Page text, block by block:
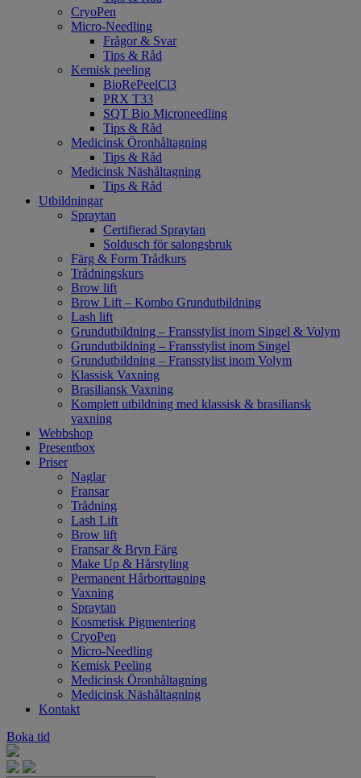
CryoPen
Micro-Needling
Frågor & Svar
Tips & Råd
Kemisk peeling
BioRePeelCl3
PRX T33
SQT Bio Microneedling
Tips & Råd
Medicinsk Öronhåltagning
Tips & Råd
Medicinsk Näshåltagning
Tips & Råd
Utbildningar
Spraytan
Certifierad Spraytan
Soldusch för salongsbruk
Färg & Form Trådkurs
Trådningskurs
Brow lift
Brow Lift – Kombo Grundutbildning
Lash lift
Grundutbildning – Fransstylist inom Singel & Volym
Grundutbildning – Fransstylist inom Singel
Grundutbildning – Fransstylist inom Volym
Klassisk Vaxning
Brasiliansk Vaxning
Komplett utbildning med klassisk & brasiliansk
vaxning
Webbshop
Presentbox
Priser
Naglar
Fransar
Trådning
Lash Lift
Brow lift
Fransar & Bryn Färg
Make Up & Hårstyling
Permanent Hårborttagning
Vaxning
Spraytan
Kosmetisk Pigmentering
CryoPen
Micro-Needling
Kemisk Peeling
Medicinsk Öronhåltagning
Medicinsk Näshåltagning
Kontakt
Boka tid